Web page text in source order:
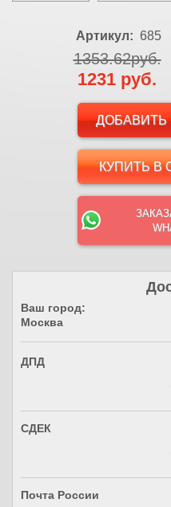
Артикул: 685
1353.62руб.
1231 руб.
КУПИТЬ В
Ваш город:
Москва
ДПД
СДЕК
Почта России